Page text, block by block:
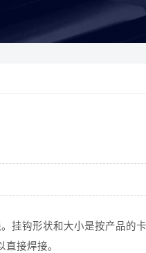
挂钩形状和大小是按产品的
接焊接。